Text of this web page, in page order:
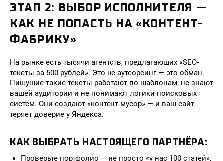
ЭТАП 2: ВЫБОР ИСПОЛНИТЕЛЯ —
КАК НЕ ПОПАСТЬ НА «КОНТЕНТ-
ФАБРИКУ»
На рынке есть тысячи агентств, предлагающих «SEO-
тексты за 500 рублей». Это не аутсорсинг — это обман.
Пишущие такие тексты работают по шаблонам, не знают
вашей аудитории и не понимают логики поисковых
систем. Они создают «контент-мусор» — и ваш сайт
теряет доверие у Яндекса.
КАК ВЫБРАТЬ НАСТОЯЩЕГО ПАРТНЁРА:
Проверьте портфолио — не просто «у нас 100 статей»,